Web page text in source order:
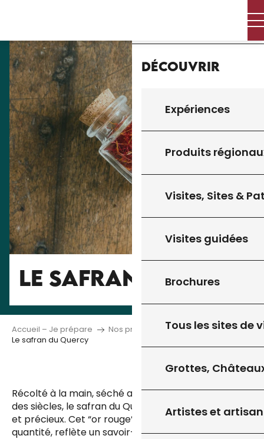
principal
Découvrir
Expériences
Produits
Visites, Sites &
Visites guidées
Brochures
Tous les sites de
Grottes,
Artistes et
LE SAFRAN
Accueil – Je prépare
Nos produits du terroir
Le safran du Quercy
Récolté à la main, séché avec soin et utilisé depuis
des siècles, le safran du Quercy est un produit rare
et précieux. Cet “or rouge”, cultivé en petite
quantité, reflète un savoir-faire exigeant et